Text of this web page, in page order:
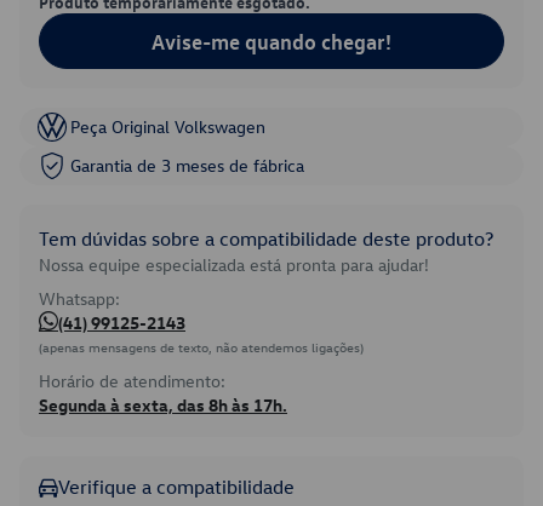
Avise-me quando chegar!
Peça Original Volkswagen
Garantia de 3 meses de fábrica
Tem dúvidas sobre a compatibilidade deste produto?
Nossa equipe especializada está pronta para ajudar!
Whatsapp:
(41) 99125-2143
(apenas mensagens de texto, não atendemos ligações)
Horário de atendimento:
Segunda à sexta, das 8h às 17h.
Verifique a compatibilidade